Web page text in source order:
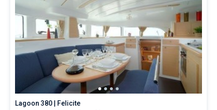
аренду
Sailica
вы
найдете
2322€,
Lagoon 380 | Felicite